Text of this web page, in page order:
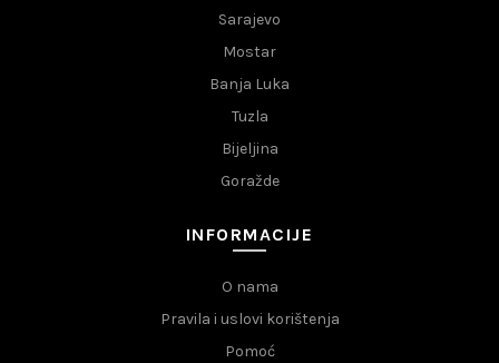
Sarajevo
Mostar
Banja Luka
Tuzla
Bijeljina
Goražde
INFORMACIJE
O nama
Pravila i uslovi korištenja
Pomoć